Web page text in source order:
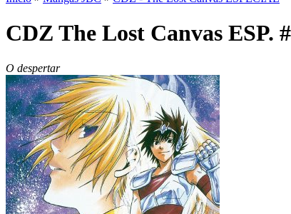
CDZ The Lost Canvas ESP.
O despertar